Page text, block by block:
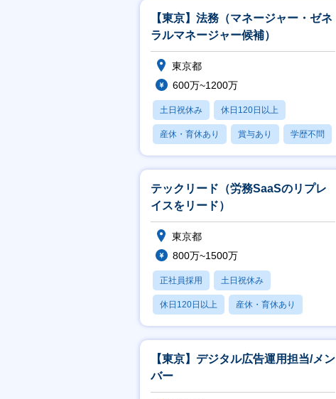
【東京】法務（マネージャー・ゼネ
ラルマネージャー候補）
東京都
600万~1200万
土日祝休み 休日120日以上
産休・育休あり 賞与あり 学歴不問
テックリード（労務SaaSのリプレ
イスをリード）
東京都
800万~1500万
正社員採用 土日祝休み
休日120日以上 産休・育休あり
賞与あり
【東京】デジタル広告運用担当/メン
バー